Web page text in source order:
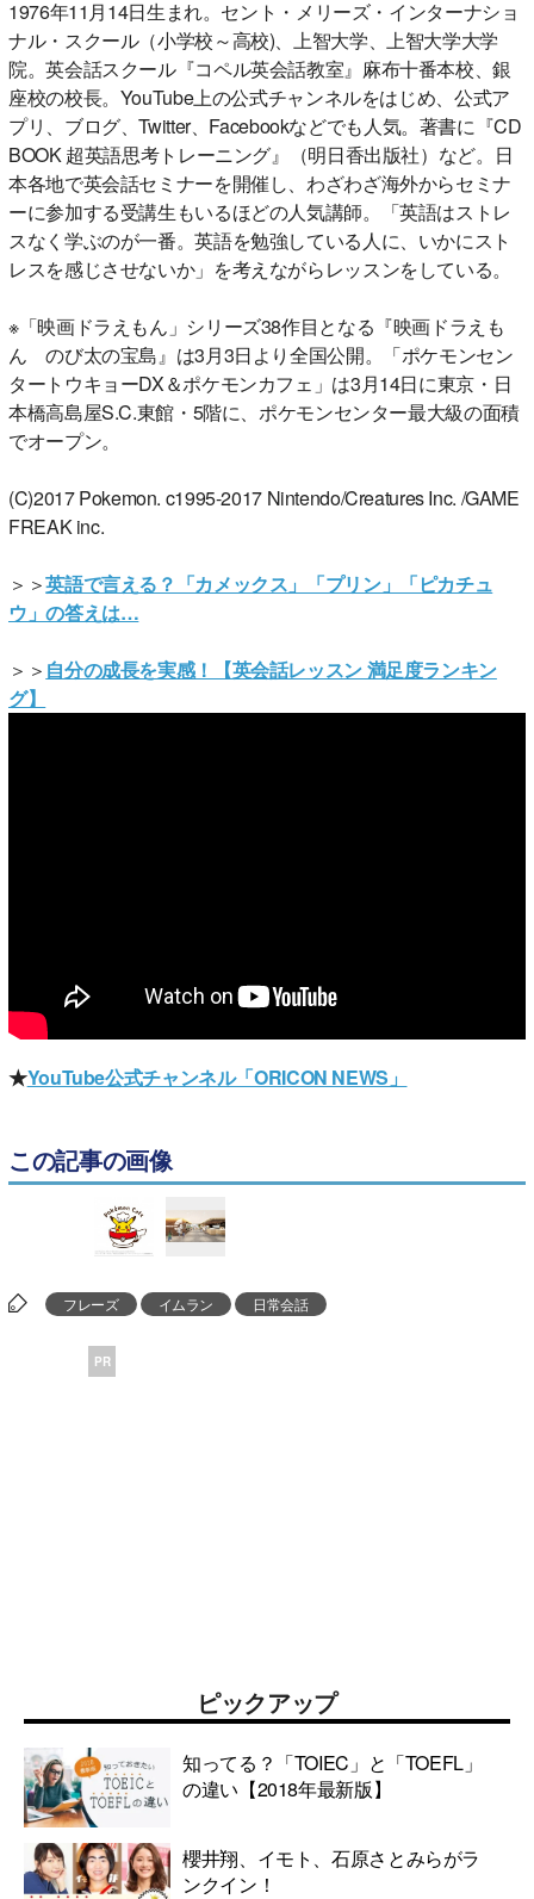
1976年11月14日生まれ。セント・メリーズ・インターナショ
ナル・スクール（小学校～高校)、上智大学、上智大学大学
院。英会話スクール『コペル英会話教室』麻布十番本校、銀
座校の校長。YouTube上の公式チャンネルをはじめ、公式ア
プリ、ブログ、Twitter、Facebookなどでも人気。著書に『CD
BOOK 超英語思考トレーニング』（明日香出版社）など。日
本各地で英会話セミナーを開催し、わざわざ海外からセミナ
ーに参加する受講生もいるほどの人気講師。「英語はストレ
スなく学ぶのが一番。英語を勉強している人に、いかにスト
レスを感じさせないか」を考えながらレッスンをしている。
※「映画ドラえもん」シリーズ38作目となる『映画ドラえも
ん のび太の宝島』は3月3日より全国公開。「ポケモンセン
タートウキョーDX＆ポケモンカフェ」は3月14日に東京・日
本橋高島屋S.C.東館・5階に、ポケモンセンター最大級の面積
でオープン。
(C)2017 Pokemon. c1995-2017 Nintendo/Creatures Inc. /GAME
FREAK inc.
＞＞英語で言える？「カメックス」「プリン」「ピカチュ
ウ」の答えは…
＞＞ 自分の成長を実感！【英会話レッスン 満足度ランキン
グ】
★YouTube公式チャンネル「ORICON NEWS」
この記事の画像
フレーズ イムラン 日常会話
PR
ピックアップ
知ってる？「TOIEC」と「TOEFL」
の違い【2018年最新版】
櫻井翔、イモト、石原さとみらがラ
ンクイン！